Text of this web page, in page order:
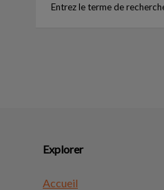
Explorer
Accueil